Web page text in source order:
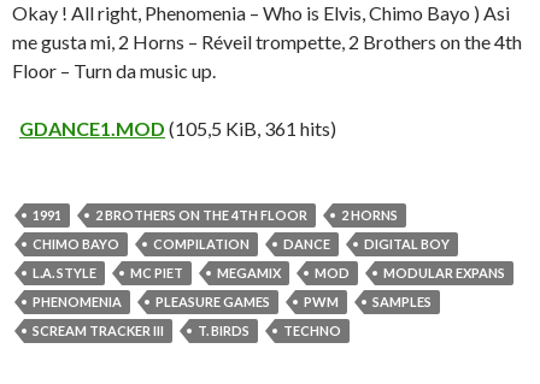
Okay ! All right, Phenomenia – Who is Elvis, Chimo Bayo ) Asi
me gusta mi, 2 Horns – Réveil trompette, 2 Brothers on the 4th
Floor – Turn da music up.
GDANCE1.MOD (105,5 KiB, 361 hits)
1991 2 BROTHERS ON THE 4TH FLOOR
2 HORNS
CHIMO BAYO
COMPILATION DANCE
DIGITAL BOY
L.A. STYLE
MC PIET MEGAMIX MOD
MODULAR EXPANS
PHENOMENIA
PLEASURE GAMES PWM
SAMPLES
SCREAM TRACKER III
T. BIRDS TECHNO